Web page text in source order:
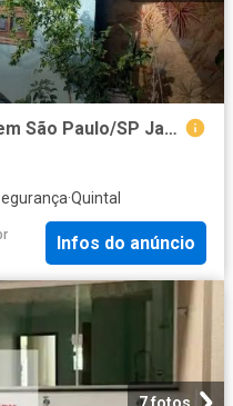
Casa / Sobrado para Venda em São Paulo/SP Jardim Alto Pedroso 3 Quartos
·Quintal
Infos do anúncio